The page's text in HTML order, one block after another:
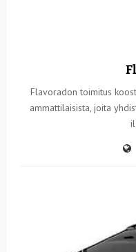
Flavoradon toimitus
ammattilaisista, joita